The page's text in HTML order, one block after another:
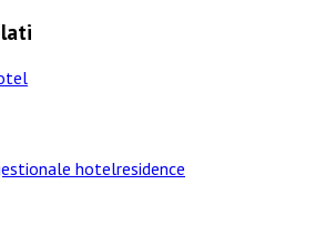
hotelresidence